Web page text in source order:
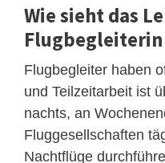
Wie sieht das
Flugbegleiterin
Flugbegleiter haben
und Teilzeitarbeit ist
nachts, an
Fluggesellschaften
Nachtflüge